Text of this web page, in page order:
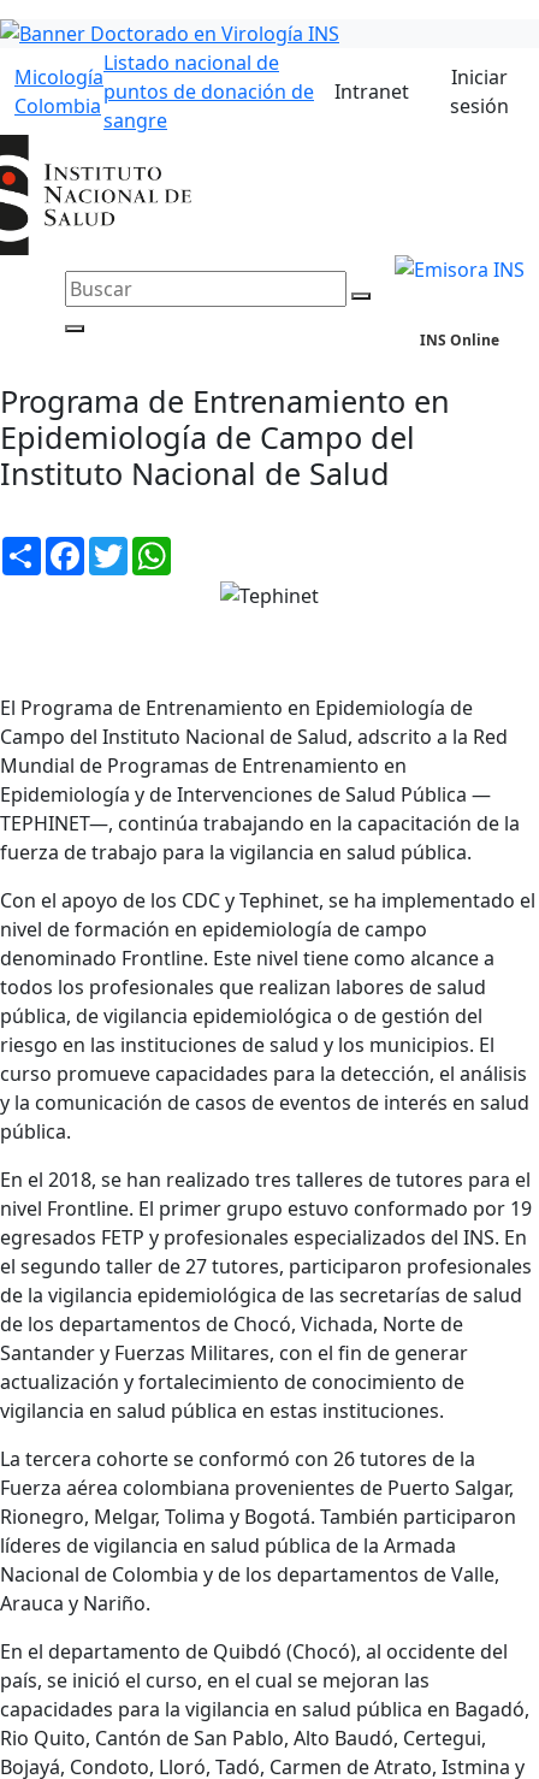
Micología
Colombia
Listado nacional de
puntos de donación de
sangre
Intranet
Iniciar
sesión
INS Online
Programa de Entrenamiento en
Epidemiología de Campo del
Instituto Nacional de Salud
Compartir
Facebook
Twitter
El Programa de Entrenamiento en Epidemiología de
Campo del Instituto Nacional de Salud, adscrito a la Red
Mundial de Programas de Entrenamiento en
Epidemiología y de Intervenciones de Salud Pública —
TEPHINET—, continúa trabajando en la capacitación de la
fuerza de trabajo para la vigilancia en salud pública.
Con el apoyo de los CDC y Tephinet, se ha implementado el
nivel de formación en epidemiología de campo
denominado Frontline. Este nivel tiene como alcance a
todos los profesionales que realizan labores de salud
pública, de vigilancia epidemiológica o de gestión del
riesgo en las instituciones de salud y los municipios. El
curso promueve capacidades para la detección, el análisis
y la comunicación de casos de eventos de interés en salud
pública.
En el 2018, se han realizado tres talleres de tutores para el
nivel Frontline. El primer grupo estuvo conformado por 19
egresados FETP y profesionales especializados del INS. En
el segundo taller de 27 tutores, participaron profesionales
de la vigilancia epidemiológica de las secretarías de salud
de los departamentos de Chocó, Vichada, Norte de
Santander y Fuerzas Militares, con el fin de generar
actualización y fortalecimiento de conocimiento de
vigilancia en salud pública en estas instituciones.
La tercera cohorte se conformó con 26 tutores de la
Fuerza aérea colombiana provenientes de Puerto Salgar,
Rionegro, Melgar, Tolima y Bogotá. También participaron
líderes de vigilancia en salud pública de la Armada
Nacional de Colombia y de los departamentos de Valle,
Arauca y Nariño.
En el departamento de Quibdó (Chocó), al occidente del
país, se inició el curso, en el cual se mejoran las
capacidades para la vigilancia en salud pública en Bagadó,
Rio Quito, Cantón de San Pablo, Alto Baudó, Certegui,
Bojayá, Condoto, Lloró, Tadó, Carmen de Atrato, Istmina y